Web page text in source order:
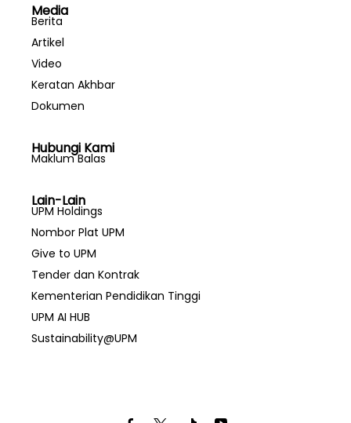
Media
Berita
Artikel
Video
Keratan Akhbar
Dokumen
Hubungi Kami
Maklum Balas
Lain-Lain
UPM Holdings
Nombor Plat UPM
Give to UPM
Tender dan Kontrak
Kementerian Pendidikan Tinggi
UPM AI HUB
Sustainability@UPM